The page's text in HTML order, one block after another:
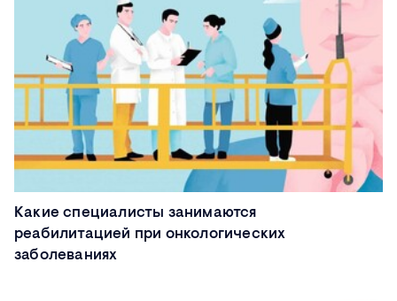
Какие специалисты занимаются
реабилитацией при онкологических
заболеваниях